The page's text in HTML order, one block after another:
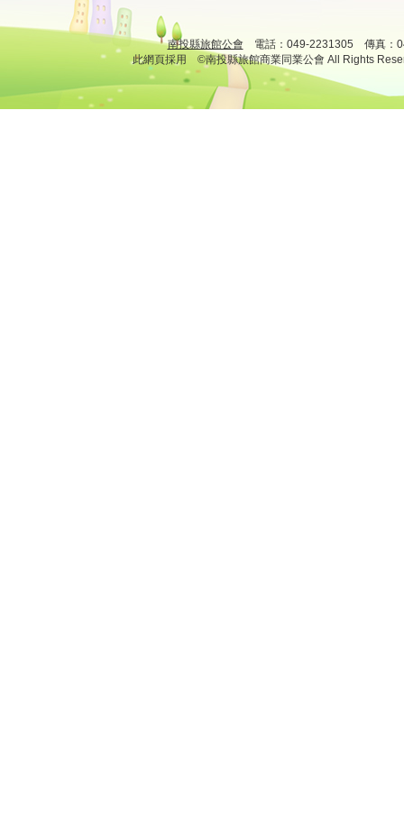
南投縣旅館公會 電話：049-2231305 傳真：
此網頁採用 ©南投縣旅館商業同業公會 All Rights